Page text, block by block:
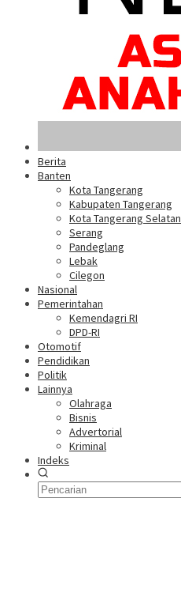
Berita
Banten
Kota Tangerang
Kabupaten Tangerang
Kota Tangerang Selatan
Serang
Pandeglang
Lebak
Cilegon
Nasional
Pemerintahan
Kemendagri RI
DPD-RI
Otomotif
Pendidikan
Politik
Lainnya
Olahraga
Bisnis
Advertorial
Kriminal
Indeks